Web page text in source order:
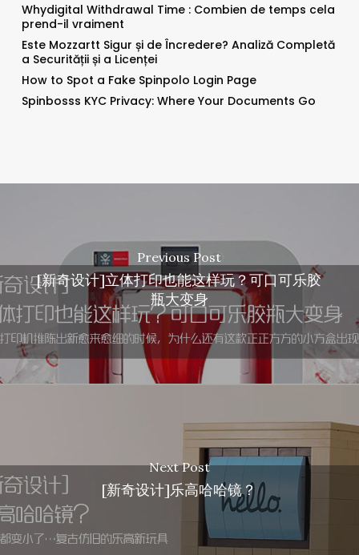
Whydigital Withdrawal Time : Combien de temps cela
prend-il vraiment
Este Mozzartt Sigur și de Încredere? Analiză Completă
a Securității și a Licenței
How to Spot a Fake Spinpolo Login Page
Spinbosss KYC Privacy: Where Your Documents Go
Previous Post
[新奇设计]立体打印也能这样玩？可口可乐胶
瓶大变身
Next Post
[新奇设计]乐高哈哈镜？